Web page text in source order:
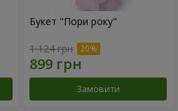
Букет "Пори року"
1 124 грн
Замовити